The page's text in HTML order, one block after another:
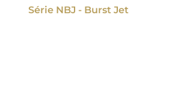
Série NBJ - Burst Jet